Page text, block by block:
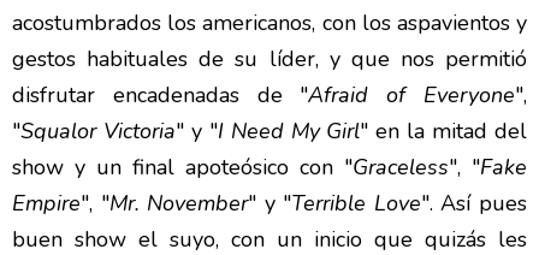
acostumbrados los americanos, con los aspavientos y
gestos habituales de su líder, y que nos permitió
disfrutar encadenadas de "Afraid of Everyone",
"Squalor Victoria" y "I Need My Girl" en la mitad del
show y un final apoteósico con "Graceless", "Fake
Empire", "Mr. November" y "Terrible Love". Así pues
buen show el suyo, con un inicio que quizás les